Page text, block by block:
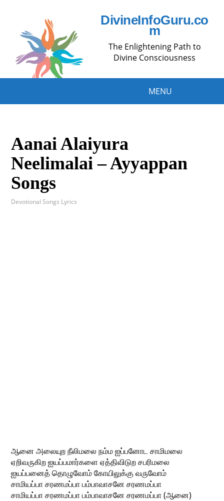
DivineInfoGuru.co
m
The Enlightening Path to
Divine Consciousness
MENU
Aanai Alaiyura
Neelimalai – Ayyappan
Songs
Devotional Songs Lyrics
ஆனை அலையுற நீலிமலை நம்ம ஐப்பனோட சாமிமலை
ஏறிவருகிற ஐயப்பமார்களை ஏத்திவிடுற சபரிமலை
ஐயப்பனைத் தொழுவோம் கோயிலுக்கு வருவோம்
சாமியப்பா சரணமப்பா பம்பாவாசனே சரணமப்பா
சாமியப்பா சரணமப்பா பம்பாவாசனே சரணமப்பா (ஆனை)